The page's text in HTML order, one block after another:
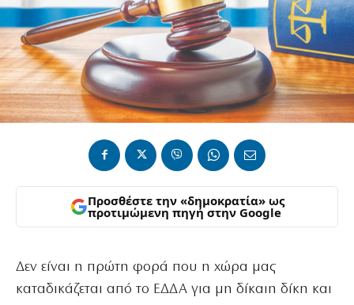
Προσθέστε την «δημοκρατία» ως
προτιμώμενη πηγή στην Google
Δεν είναι η πρώτη φορά που η χώρα μας
καταδικάζεται από το ΕΔΔΑ για μη δίκαιη δίκη και